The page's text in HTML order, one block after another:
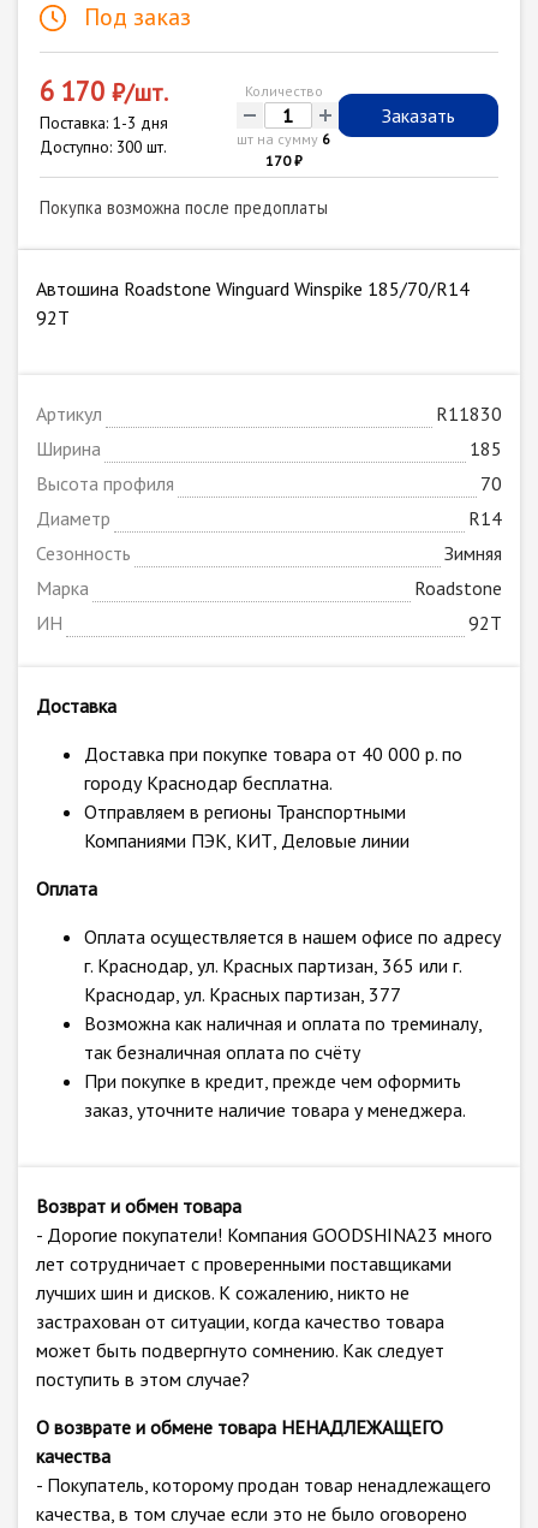
Под заказ
6 170 ₽/шт.
Поставка: 1-3 дня
Доступно: 300 шт.
Количество
- +
шт на сумму 6
170 ₽
Заказать
Покупка возможна после предоплаты
Автошина Roadstone Winguard Winspike 185/70/R14
92T
Артикул
R11830
Ширина
185
Высота профиля
70
Диаметр
R14
Сезонность
Зимняя
Марка
Roadstone
ИН
92T
Доставка
Доставка при покупке товара от 40 000 р. по
городу Краснодар бесплатна.
Отправляем в регионы Транспортными
Компаниями ПЭК, КИТ, Деловые линии
Оплата
Оплата осуществляется в нашем офисе по адресу
г. Краснодар, ул. Красных партизан, 365 или г.
Краснодар, ул. Красных партизан, 377
Возможна как наличная и оплата по треминалу,
так безналичная оплата по счёту
При покупке в кредит, прежде чем оформить
заказ, уточните наличие товара у менеджера.
Возврат и обмен товара
- Дорогие покупатели! Компания GOODSHINA23 много
лет сотрудничает с проверенными поставщиками
лучших шин и дисков. К сожалению, никто не
застрахован от ситуации, когда качество товара
может быть подвергнуто сомнению. Как следует
поступить в этом случае?
О возврате и обмене товара НЕНАДЛЕЖАЩЕГО
качества
- Покупатель, которому продан товар ненадлежащего
качества, в том случае если это не было оговорено